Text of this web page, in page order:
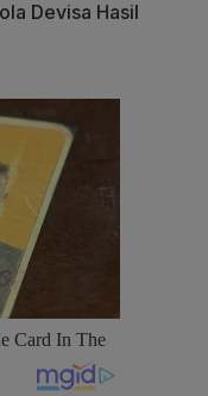
Devisa Hasil